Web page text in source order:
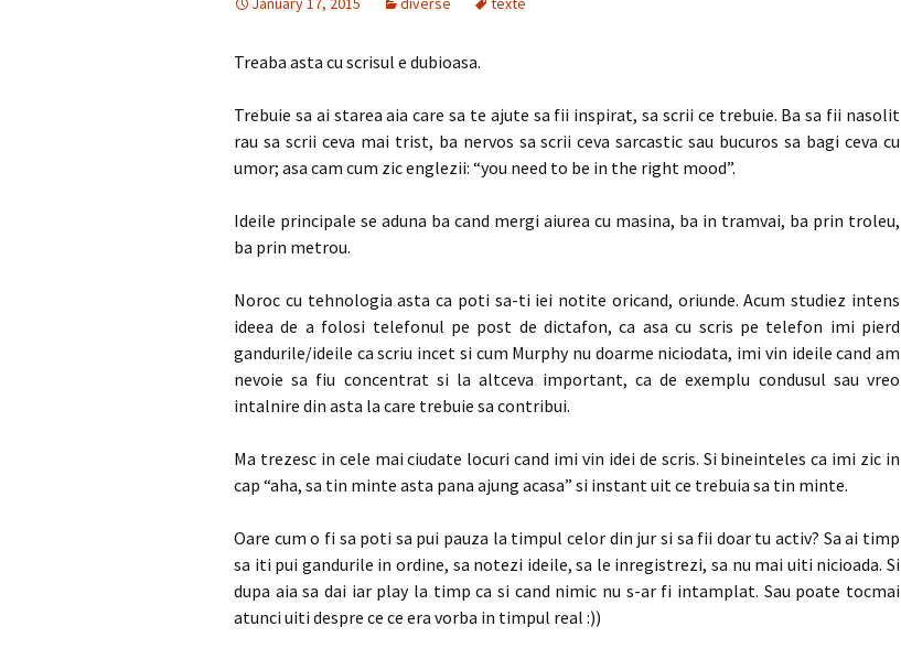
Treaba asta cu scrisul e dubioasa.
Trebuie sa ai starea aia care sa te ajute sa fii inspirat, sa scrii ce trebuie. Ba sa fii nasolit
rau sa scrii ceva mai trist, ba nervos sa scrii ceva sarcastic sau bucuros sa bagi ceva cu
umor; asa cam cum zic englezii: “you need to be in the right mood”.
Ideile principale se aduna ba cand mergi aiurea cu masina, ba in tramvai, ba prin troleu,
ba prin metrou.
Noroc cu tehnologia asta ca poti sa-ti iei notite oricand, oriunde. Acum studiez intens
ideea de a folosi telefonul pe post de dictafon, ca asa cu scris pe telefon imi pierd
gandurile/ideile ca scriu incet si cum Murphy nu doarme niciodata, imi vin ideile cand am
nevoie sa fiu concentrat si la altceva important, ca de exemplu condusul sau vreo
intalnire din asta la care trebuie sa contribui.
Ma trezesc in cele mai ciudate locuri cand imi vin idei de scris. Si bineinteles ca imi zic in
cap “aha, sa tin minte asta pana ajung acasa” si instant uit ce trebuia sa tin minte.
Oare cum o fi sa poti sa pui pauza la timpul celor din jur si sa fii doar tu activ? Sa ai timp
sa iti pui gandurile in ordine, sa notezi ideile, sa le inregistrezi, sa nu mai uiti nicioada. Si
dupa aia sa dai iar play la timp ca si cand nimic nu s-ar fi intamplat. Sau poate tocmai
atunci uiti despre ce ce era vorba in timpul real :))